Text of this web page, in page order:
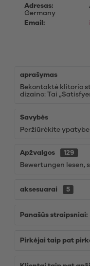
Adresas:
Germany
Email:
aprašymas
Bekontaktė klitorio
dizaino: Tai
Savybės
Peržiūrėkite
Apžvalgos
129
Bewertungen lesen,
aksesuarai 5
Panašūs straipsniai:
Pirkėjai taip pat